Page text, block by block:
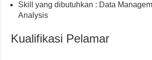
Skill yang dibutuhkan : Data
Analysis
Kualifikasi Pelamar